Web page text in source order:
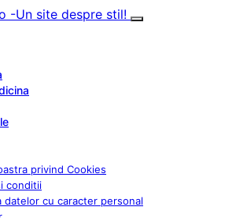
privind Cookies
conditii
datelor cu caracter personal